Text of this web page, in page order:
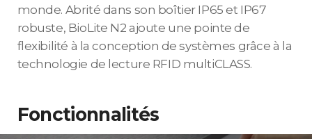
monde. Abrité dans son boîtier IP65 et IP67
robuste, BioLite N2 ajoute une pointe de
flexibilité à la conception de systèmes grâce à la
technologie de lecture RFID multiCLASS.
Fonctionnalités